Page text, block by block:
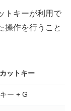
トキーが利用で
操作を行うこと
ットキー
ー + G